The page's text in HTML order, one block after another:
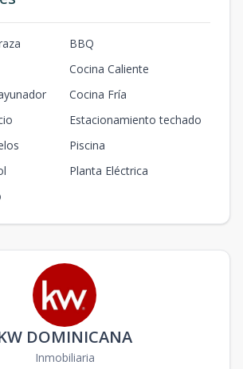
BBQ
Cocina Caliente
Cocina Fría
Estacionamiento techado
Piscina
Planta Eléctrica
DOMINICANA
Inmobiliaria